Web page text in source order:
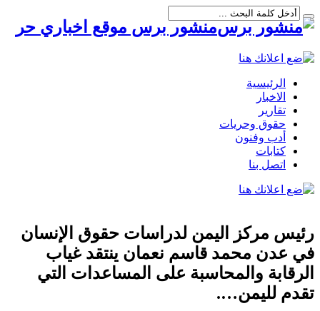
منشور برس موقع اخباري حر
الرئيسية
الاخبار
تقارير
حقوق وحريات
أدب وفنون
كتابات
اتصل بنا
رئيس مركز اليمن لدراسات حقوق الإنسان
في عدن محمد قاسم نعمان ينتقد غياب
الرقابة والمحاسبة على المساعدات التي
تقدم لليمن….